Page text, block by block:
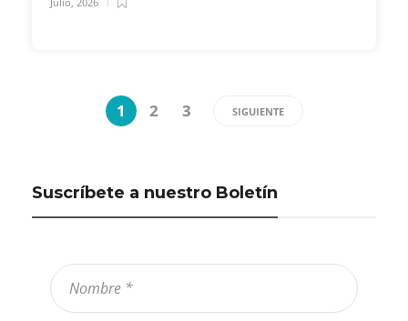
1 2 3 SIGUIENTE
Suscríbete a nuestro Boletín